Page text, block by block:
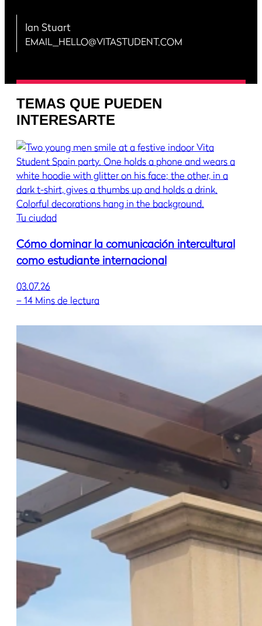
Ian Stuart
EMAIL_HELLO@VITASTUDENT.COM
TEMAS QUE PUEDEN
INTERESARTE
Tu ciudad
Cómo dominar la comunicación intercultural
como estudiante internacional
03.07.26
–14 Mins de lectura